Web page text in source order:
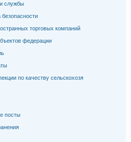
службы
торговых компаний
федерации
по качеству сельскохозя
посты